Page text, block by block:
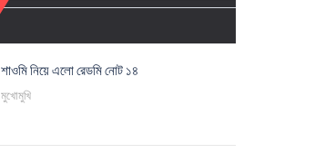
শাওমি নিয়ে এলো রেডমি নোট ১৪
মুখোমুখি